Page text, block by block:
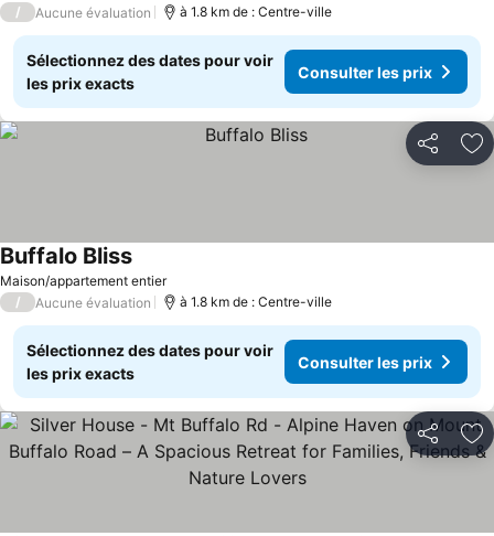
/ Aucune évaluation à 1.8 km de : Centre-ville
Sélectionnez des dates pour voir
les prix exacts
Consulter les prix
Partager
Maison/appartement entier
Buffalo BlissConsulter les prix
/ Aucune évaluation à 1.8 km de : Centre-ville
Sélectionnez des dates pour voir
les prix exacts
Consulter les prix
Partager